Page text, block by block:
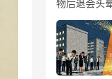
物后退会头